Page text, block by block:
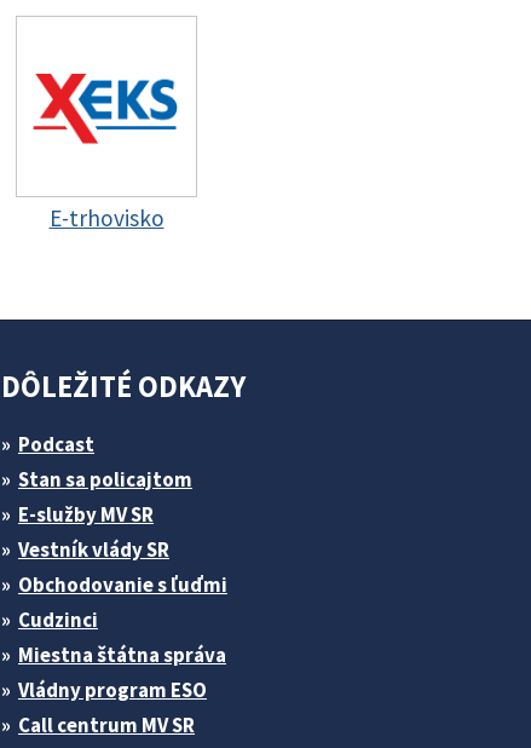
E-trhovisko
DÔLEŽITÉ ODKAZY
Podcast
Stan sa policajtom
E-služby MV SR
Vestník vlády SR
Obchodovanie s ľuďmi
Cudzinci
Miestna štátna správa
Vládny program ESO
Call centrum MV SR